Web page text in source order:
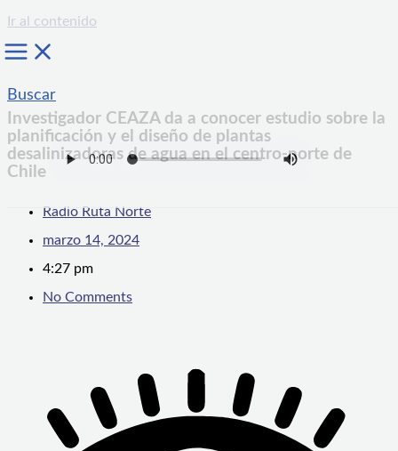
Ir al contenido
Buscar
Investigador CEAZA da a conocer estudio sobre la
planificación y el diseño de plantas
desalinizadoras de agua en el centro-norte de
Chile
Radio Ruta Norte
marzo 14, 2024
4:27 pm
No Comments